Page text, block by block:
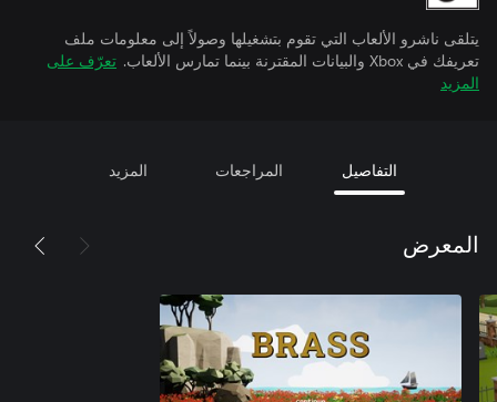
يتلقى ناشرو الألعاب التي تقوم بتشغيلها وصولاً إلى معلومات ملف
تعريفك في Xbox والبيانات المقترنة بينما تمارس الألعاب.
تعرّف على
المزيد
التفاصيل المراجعات المزيد
المعرض